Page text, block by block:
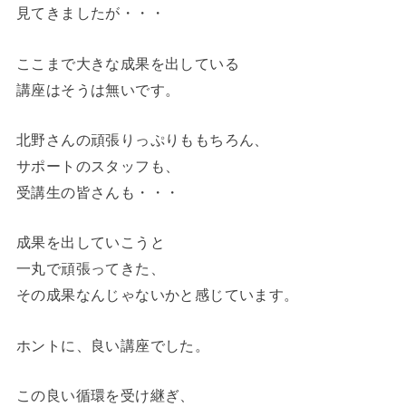
見てきましたが・・・
ここまで大きな成果を出している
講座はそうは無いです。
北野さんの頑張りっぷりももちろん、
サポートのスタッフも、
受講生の皆さんも・・・
成果を出していこうと
一丸で頑張ってきた、
その成果なんじゃないかと感じています。
ホントに、良い講座でした。
この良い循環を受け継ぎ、